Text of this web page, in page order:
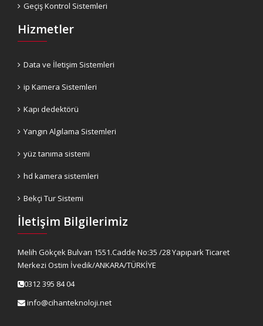
Geçiş Kontrol Sistemleri
Hizmetler
Data ve İletişim Sistemleri
ip Kamera Sistemleri
Kapı dedektörü
Yangın Algılama Sistemleri
yüz tanıma sistemi
hd kamera sistemleri
Bekçi Tur Sistemi
İletişim Bilgilerimiz
Melih Gökçek Bulvarı 1551.Cadde No:35 /28 Yapıpark Ticaret
Merkezi Ostim İvedik/ANKARA/TÜRKİYE
0312 395 84 04
info@cihanteknoloji.net